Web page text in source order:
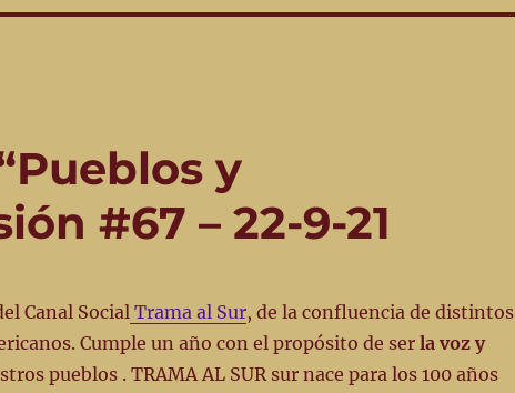
y
#67 – 22-9-21
Canal SocialTrama al Sur, de la confluencia de distintos
Cumple un año con el propósito de serla voz y
pueblos . TRAMA AL SUR sur nace para los 100 años